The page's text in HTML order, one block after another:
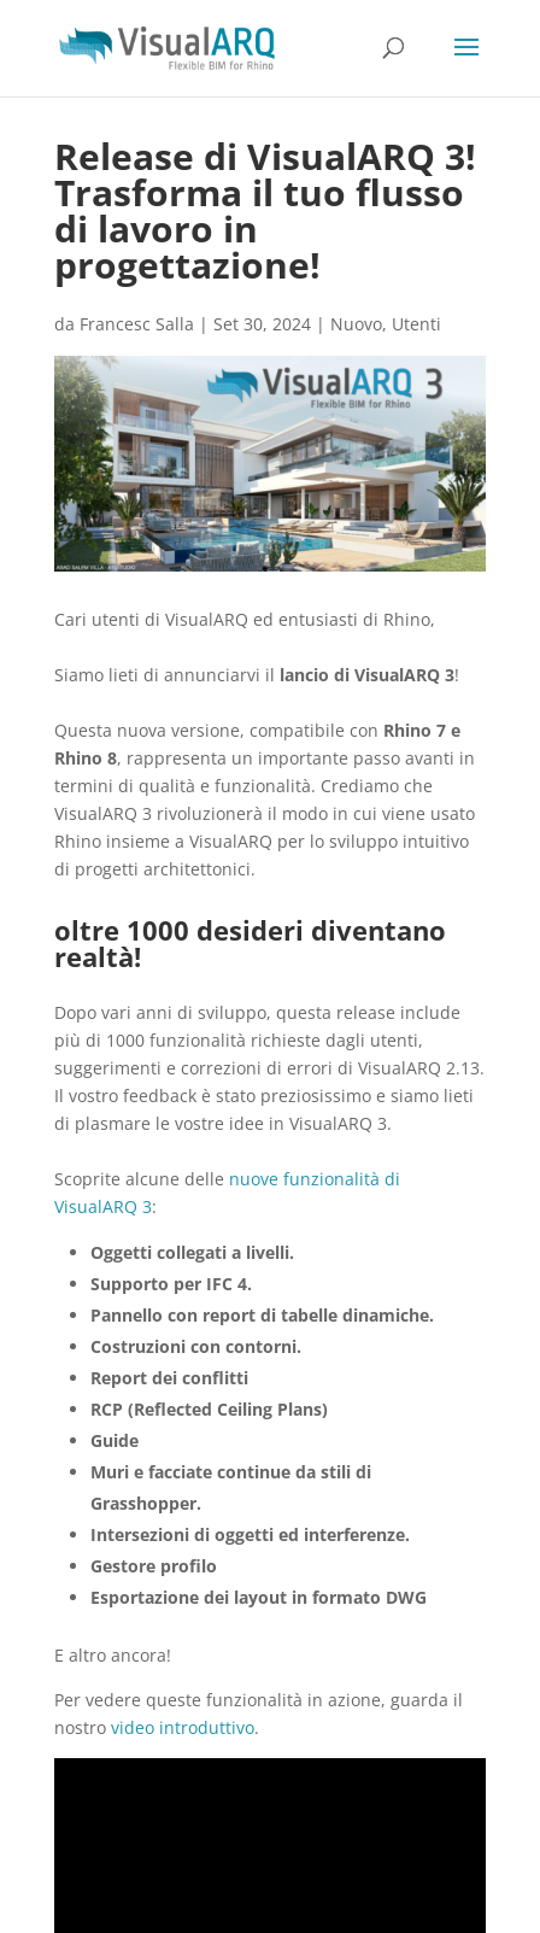
Release di VisualARQ 3!
Trasforma il tuo flusso
di lavoro in
progettazione!
da Francesc Salla | Set 30, 2024| Nuovo, Utenti
Cari utenti di VisualARQ ed entusiasti di Rhino,
Siamo lieti di annunciarvi il lancio di VisualARQ 3!
Questa nuova versione, compatibile con Rhino 7 e
Rhino 8, rappresenta un importante passo avanti in
termini di qualità e funzionalità. Crediamo che
VisualARQ 3 rivoluzionerà il modo in cui viene usato
Rhino insieme a VisualARQ per lo sviluppo intuitivo
di progetti architettonici.
oltre 1000 desideri diventano
realtà!
Dopo vari anni di sviluppo, questa release include
più di 1000 funzionalità richieste dagli utenti,
suggerimenti e correzioni di errori di VisualARQ 2.13.
Il vostro feedback è stato preziosissimo e siamo lieti
di plasmare le vostre idee in VisualARQ 3.
Scoprite alcune delle nuove funzionalità di
VisualARQ 3:
Oggetti collegati a livelli.
Supporto per IFC 4.
Pannello con report di tabelle dinamiche.
Costruzioni con contorni.
Report dei conflitti
RCP (Reflected Ceiling Plans)
Guide
Muri e facciate continue da stili di
Grasshopper.
Intersezioni di oggetti ed interferenze.
Gestore profilo
Esportazione dei layout in formato DWG
E altro ancora!
Per vedere queste funzionalità in azione, guarda il
nostro video introduttivo.